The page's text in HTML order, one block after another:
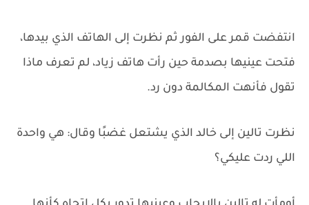
انتفضت قمر على الفور ثم نظرت إلى الهاتف الذي بيدها،
فتحت عينيها بصدمة حين رأت هاتف زياد، لم تعرف ماذا
تقول فأنهت المكالمة دون رد.
نظرت تالين إلى خالد الذي يشتعل غضبًا وقال: هي واحدة
اللي ردت عليكي؟